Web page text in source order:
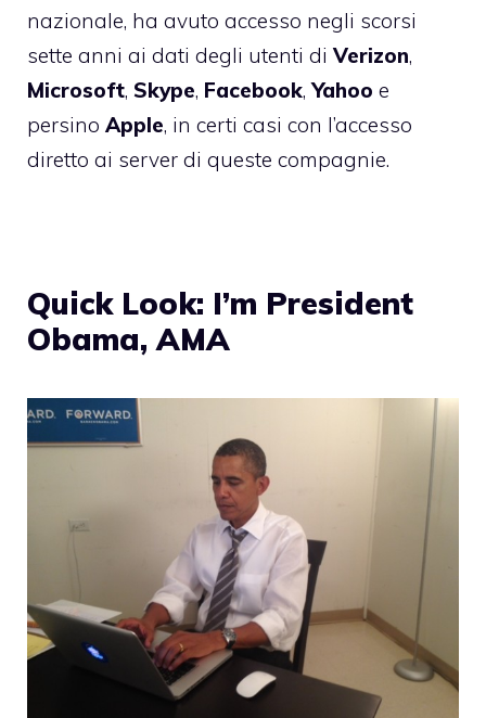
nazionale, ha avuto accesso negli scorsi
sette anni ai dati degli utenti diVerizon,
Microsoft, Skype, Facebook,Yahoo e
persino Apple, in certi casi con l’accesso
diretto ai server di queste compagnie.
Quick Look: I’m President
Obama, AMA